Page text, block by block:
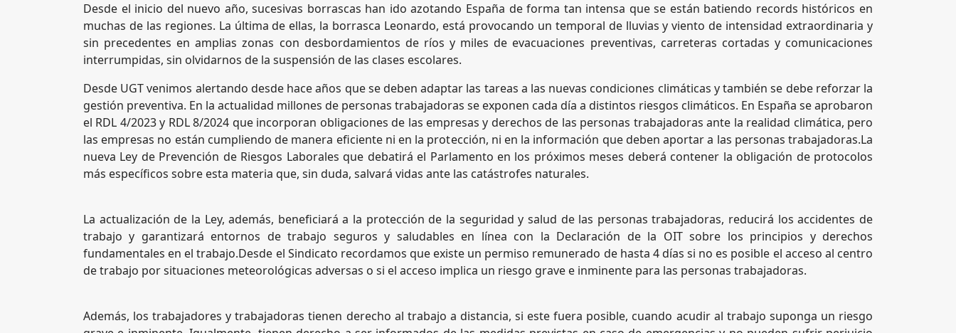
Desde el inicio del nuevo año, sucesivas borrascas han ido azotando España de forma tan intensa que se están batiendo records históricos en
muchas de las regiones. La última de ellas, la borrasca Leonardo, está provocando un temporal de lluvias y viento de intensidad extraordinaria y
sin precedentes en amplias zonas con desbordamientos de ríos y miles de evacuaciones preventivas, carreteras cortadas y comunicaciones
interrumpidas, sin olvidarnos de la suspensión de las clases escolares.
Desde UGT venimos alertando desde hace años que se deben adaptar las tareas a las nuevas condiciones climáticas y también se debe reforzar la
gestión preventiva. En la actualidad millones de personas trabajadoras se exponen cada día a distintos riesgos climáticos. En España se aprobaron
el RDL 4/2023 y RDL 8/2024 que incorporan obligaciones de las empresas y derechos de las personas trabajadoras ante la realidad climática, pero
las empresas no están cumpliendo de manera eficiente ni en la protección, ni en la información que deben aportar a las personas trabajadoras.La
nueva Ley de Prevención de Riesgos Laborales que debatirá el Parlamento en los próximos meses deberá contener la obligación de protocolos
más específicos sobre esta materia que, sin duda, salvará vidas ante las catástrofes naturales.
La actualización de la Ley, además, beneficiará a la protección de la seguridad y salud de las personas trabajadoras, reducirá los accidentes de
trabajo y garantizará entornos de trabajo seguros y saludables en línea con la Declaración de la OIT sobre los principios y derechos
fundamentales en el trabajo.Desde el Sindicato recordamos que existe un permiso remunerado de hasta 4 días si no es posible el acceso al centro
de trabajo por situaciones meteorológicas adversas o si el acceso implica un riesgo grave e inminente para las personas trabajadoras.
Además, los trabajadores y trabajadoras tienen derecho al trabajo a distancia, si este fuera posible, cuando acudir al trabajo suponga un riesgo